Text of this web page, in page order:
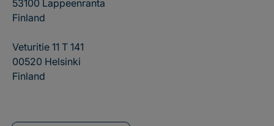
53100 Lappeenranta
Finland
Veturitie 11 T 141
00520 Helsinki
Finland